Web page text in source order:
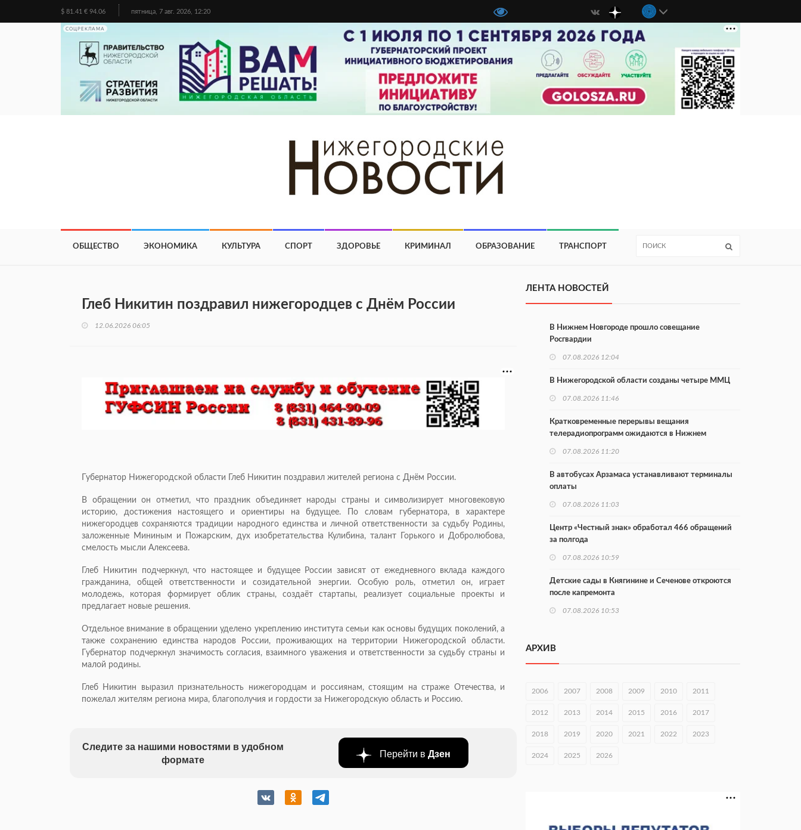
$ 81.41 € 94.06 пятница, 7 авг. 2026, 12:20
СОЦРЕКЛАМА
ОБЩЕСТВО ЭКОНОМИКА КУЛЬТУРА СПОРТ ЗДОРОВЬЕ КРИМИНАЛ ОБРАЗОВАНИЕ ТРАНСПОРТ
Глеб Никитин поздравил нижегородцев с Днём России
12.06.2026 06:05
Губернатор Нижегородской области Глеб Никитин поздравил жителей региона с Днём России.
В обращении он отметил, что праздник объединяет народы страны и символизирует многовековую
историю, достижения настоящего и ориентиры на будущее. По словам губернатора, в характере
нижегородцев сохраняются традиции народного единства и личной ответственности за судьбу Родины,
заложенные Мининым и Пожарским, дух изобретательства Кулибина, талант Горького и Добролюбова,
смелость мысли Алексеева.
Глеб Никитин подчеркнул, что настоящее и будущее России зависят от ежедневного вклада каждого
гражданина, общей ответственности и созидательной энергии. Особую роль, отметил он, играет
молодежь, которая формирует облик страны, создаёт стартапы, реализует социальные проекты и
предлагает новые решения.
Отдельное внимание в обращении уделено укреплению института семьи как основы будущих поколений, а
также сохранению единства народов России, проживающих на территории Нижегородской области.
Губернатор подчеркнул значимость согласия, взаимного уважения и ответственности за судьбу страны и
малой родины.
Глеб Никитин выразил признательность нижегородцам и россиянам, стоящим на страже Отечества, и
пожелал жителям региона мира, благополучия и гордости за Нижегородскую область и Россию.
Следите за нашими новостями в удобном
формате
Перейти в Дзен
ЛЕНТА НОВОСТЕЙ
В Нижнем Новгороде прошло совещание
Росгвардии
07.08.2026 12:04
В Нижегородской области созданы четыре ММЦ
07.08.2026 11:46
Кратковременные перерывы вещания
телерадиопрограмм ожидаются в Нижнем
07.08.2026 11:20
В автобусах Арзамаса устанавливают терминалы
оплаты
07.08.2026 11:03
Центр «Честный знак» обработал 466 обращений
за полгода
07.08.2026 10:59
Детские сады в Княгинине и Сеченове откроются
после капремонта
07.08.2026 10:53
русского оружия
06.08.2026 18:42
АРХИВ
2006 2007 2008 2009 2010 2011
2012 2013 2014 2015 2016 2017
2018 2019 2020 2021 2022 2023
2024 2025 2026